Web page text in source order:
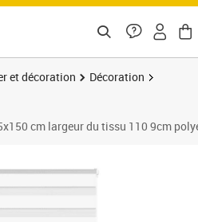
et décoration
Décoration
cm largeur du tissu 110 9cm